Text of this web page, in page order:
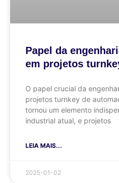
Papel da
em projetos
O papel crucial da
projetos turnkey de
tornou um elemento
industrial atual, e projetos
LEIA MAIS...
2025-01-02